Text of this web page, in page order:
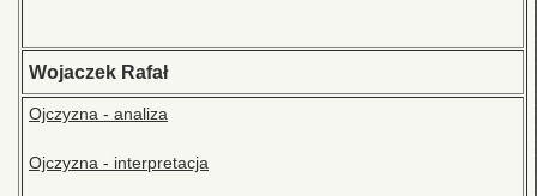
Wojaczek Rafał
Ojczyzna - analiza
Ojczyzna - interpretacja